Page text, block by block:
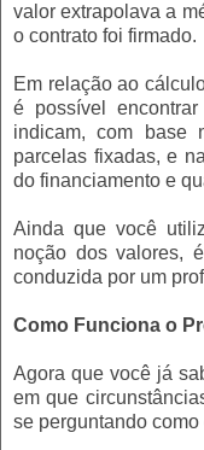
valor extrapolava a
o contrato foi firmado.
Em relação ao
é possível
indicam, com base
parcelas fixadas, e
do financiamento e
Ainda que você
noção dos valores,
conduzida por um
Como Funciona o
Agora que você já
em que
se perguntando